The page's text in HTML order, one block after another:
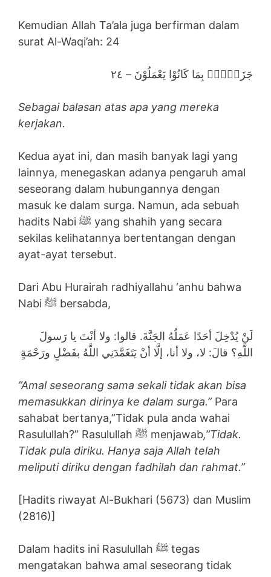
Kemudian Allah Ta’ala juga berfirman dalam
surat Al-Waqi’ah: 24
جَزَاۤءًۢ بِمَا كَانُوْا يَعْمَلُوْنَ – ٢٤
Sebagai balasan atas apa yang mereka
kerjakan.
Kedua ayat ini, dan masih banyak lagi yang
lainnya, menegaskan adanya pengaruh amal
seseorang dalam hubungannya dengan
masuk ke dalam surga. Namun, ada sebuah
hadits Nabi ﷺ yang shahih yang secara
sekilas kelihatannya bertentangan dengan
ayat-ayat tersebut.
Dari Abu Hurairah radhiyallahu ‘anhu bahwa
Nabi ﷺ bersabda,
لَنْ يُدْخِلَ أحَدًا عَمَلُهُ الجَنَّةَ. قالوا: ولا أنْتَ يا رَسولَ
اللَّهِ؟ قالَ: لا، ولا أنا، إلَّا أنْ يَتَغَمَّدَنِي اللَّهُ بفَضْلٍ ورَحْمَةٍ
”Amal seseorang sama sekali tidak akan bisa
memasukkan dirinya ke dalam surga.”Para
sahabat bertanya,”Tidak pula anda wahai
Rasulullah?” Rasulullah ﷺ menjawab,”Tidak.
Tidak pula diriku. Hanya saja Allah telah
meliputi diriku dengan fadhilah dan rahmat.”
[Hadits riwayat Al-Bukhari (5673) dan Muslim
(2816)]
Dalam hadits ini Rasulullah ﷺ tegas
mengatakan bahwa amal seseorang tidak